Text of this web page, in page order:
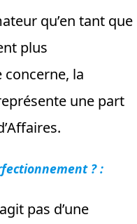
qu’en tant que
plus
concerne, la
une part
? :
pas d’une